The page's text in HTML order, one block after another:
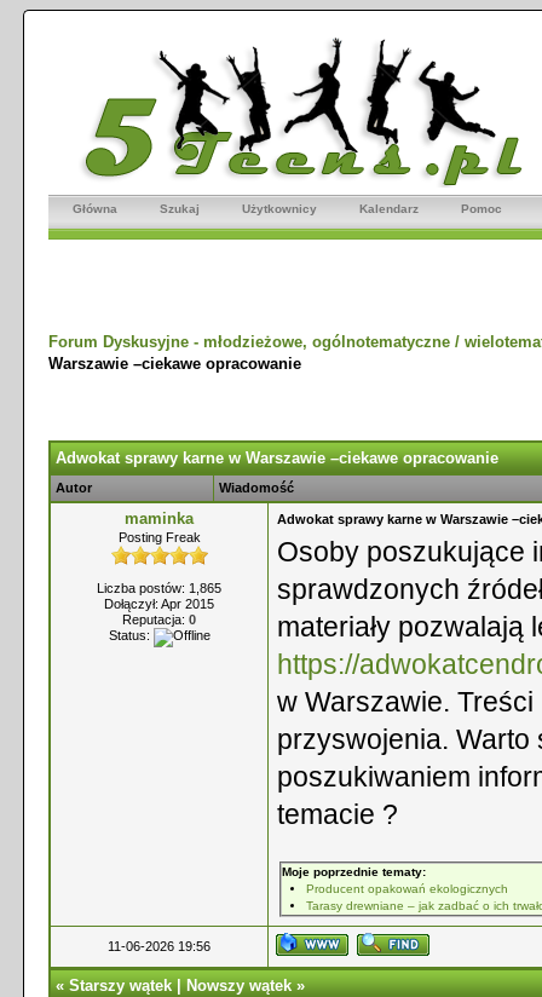
Główna Szukaj Użytkownicy Kalendarz Pomoc
Forum Dyskusyjne - młodzieżowe, ogólnotematyczne /
Warszawie –ciekawe opracowanie
Adwokat sprawy karne w Warszawie –ciekawe opracowanie
Autor Wiadomość
maminka
Posting Freak
Liczba postów: 1,865
Dołączył: Apr 2015
Reputacja: 0
Status:
Adwokat sprawy karne w Warszawie
Osoby poszukujące
sprawdzonych
materiały pozwalają
https://
w Warszawie.
przyswojenia.
poszukiwaniem
temacie ?
Moje poprzednie tematy:
Producent opakowań ekologicznych
Tarasy drewniane – jak zadbać o ich
11-06-2026 19:56
«Starszy wątek|Nowszy wątek»